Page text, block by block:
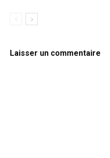
Laisser un commentaire